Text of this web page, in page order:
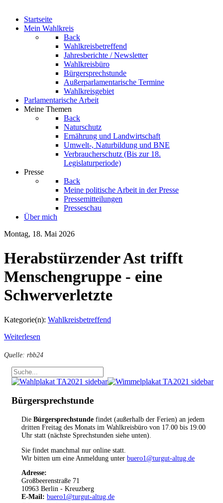
Startseite
Mein Wahlkreis
Back
Wahlkreisbetreffend
Jahresberichte / Newsletter
Wahlkreisbüro
Bürgersprechstunde
Außerparlamentarische Termine
Wahlkreisgebiet
Parlamentarische Arbeit
Meine Themen
Back
Naturschutz
Ernährung und Landwirtschaft
Umwelt-, Naturbildung und BNE
Verbraucherschutz (Bis zur 18.
Legislaturperiode)
Presse
Back
Meine politische Arbeit in der Presse
Pressemitteilungen
Presseschau
Über mich
Montag, 18. Mai 2026
Herabstürzender Ast trifft
Menschengruppe - eine
Schwerverletzte
Kategorie(n): Wahlkreisbetreffend
Weiterlesen
Quelle: rbb24
Bürgersprechstunde
Die Bürgersprechstunde findet (außerhalb der Ferien) an jedem
dritten Freitag des Monats im Wahlkreisbüro von 17.00 bis 19.00
Uhr statt (nächste Sprechstunden siehe unten).
Sie findet manchmal nur online statt.
Wir bitten um eine Anmeldung unter buero1@turgut-altug.de
Adresse:
Großbeerenstraße 71
10963 Berlin - Kreuzberg
E-Mail: buero1@turgut-altug.de